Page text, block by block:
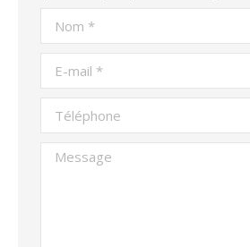
Téléphone
Message